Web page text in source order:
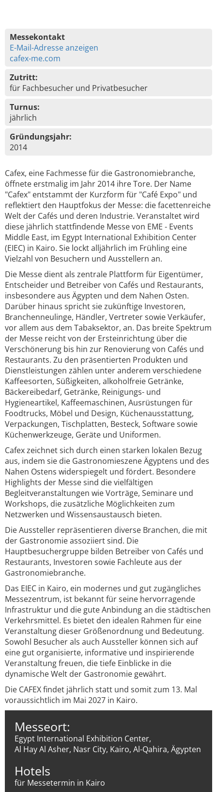
Messekontakt
E-Mail-Adresse anzeigen
cafex-me.com
Zutritt:
für Fachbesucher und Privatbesucher
Turnus:
jährlich
Gründungsjahr:
2014
Cafex, eine Fachmesse für die Gastronomiebranche,
öffnete erstmalig im Jahr 2014 ihre Tore. Der Name
"Cafex" entstammt der Kurzform für "Café Expo" und
reflektiert den Hauptfokus der Messe: die facettenreiche
Welt der Cafés und deren Industrie. Veranstaltet wird
diese jährlich stattfindende Messe von EME - Events
Middle East, im Egypt International Exhibition Center
(EIEC) in Kairo. Sie lockt alljährlich im Frühling eine
Vielzahl von Besuchern und Ausstellern an.
Die Messe dient als zentrale Plattform für Eigentümer,
Entscheider und Betreiber von Cafés und Restaurants,
insbesondere aus Ägypten und dem Nahen Osten.
Darüber hinaus spricht sie zukünftige Investoren,
Branchenneulinge, Händler, Vertreter sowie Verkäufer,
vor allem aus dem Tabaksektor, an. Das breite Spektrum
der Messe reicht von der Ersteinrichtung über die
Verschönerung bis hin zur Renovierung von Cafés und
Restaurants. Zu den präsentierten Produkten und
Dienstleistungen zählen unter anderem verschiedene
Kaffeesorten, Süßigkeiten, alkoholfreie Getränke,
Bäckereibedarf, Getränke, Reinigungs- und
Hygieneartikel, Kaffeemaschinen, Ausrüstungen für
Foodtrucks, Möbel und Design, Küchenausstattung,
Verpackungen, Tischplatten, Besteck, Software sowie
Küchenwerkzeuge, Geräte und Uniformen.
Cafex zeichnet sich durch einen starken lokalen Bezug
aus, indem sie die Gastronomieszene Ägyptens und des
Nahen Ostens widerspiegelt und fördert. Besondere
Highlights der Messe sind die vielfältigen
Begleitveranstaltungen wie Vorträge, Seminare und
Workshops, die zusätzliche Möglichkeiten zum
Netzwerken und Wissensaustausch bieten.
Die Aussteller repräsentieren diverse Branchen, die mit
der Gastronomie assoziiert sind. Die
Hauptbesuchergruppe bilden Betreiber von Cafés und
Restaurants, Investoren sowie Fachleute aus der
Gastronomiebranche.
Das EIEC in Kairo, ein modernes und gut zugängliches
Messezentrum, ist bekannt für seine hervorragende
Infrastruktur und die gute Anbindung an die städtischen
Verkehrsmittel. Es bietet den idealen Rahmen für eine
Veranstaltung dieser Größenordnung und Bedeutung.
Sowohl Besucher als auch Aussteller können sich auf
eine gut organisierte, informative und inspirierende
Veranstaltung freuen, die tiefe Einblicke in die
dynamische Welt der Gastronomie gewährt.
Die CAFEX findet jährlich statt und somit zum 13. Mal
voraussichtlich im Mai 2027 in Kairo.
Messeort:
Egypt International Exhibition Center,
Al Hay Al Asher, Nasr City, Kairo, Al-Qahira, Ägypten
Hotels
für Messetermin in Kairo